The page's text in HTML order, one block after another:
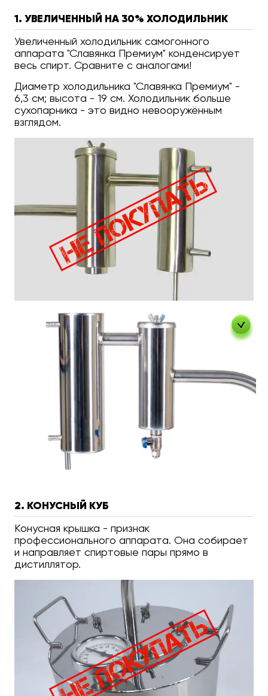
1. УВЕЛИЧЕННЫЙ НА 30% ХОЛОДИЛЬНИК
Увеличенный холодильник самогонного
аппарата "Славянка Премиум" конденсирует
весь спирт. Сравните с аналогами!
Диаметр холодильника "Славянка Премиум" -
6,3 см; высота - 19 см. Холодильник больше
сухопарника - это видно невооружённым
взглядом.
2. КОНУСНЫЙ КУБ
Конусная крышка - признак
профессионального аппарата. Она собирает
и направляет спиртовые пары прямо в
дистиллятор.